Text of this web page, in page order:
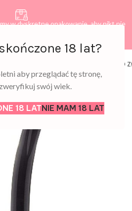
18 lat?
aby przeglądać tę stronę,
swój wiek.
18 LATNIE MAM 18 LAT
w dyskretne opakowanie, aby nikt nie
0,00